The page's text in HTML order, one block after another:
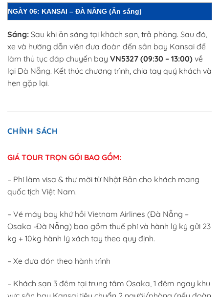
NGÀY 06: KANSAI – ĐÀ NẴNG (Ăn sáng)
Sáng: Sau khi ăn sáng tại khách sạn, trả phòng. Sau đó,
xe và hướng dẫn viên đưa đoàn đến sân bay Kansai để
làm thủ tục đáp chuyến bay VN5327 (09:30 – 13:00) về
lại Đà Nẵng. Kết thúc chương trình, chia tay quý khách và
hẹn gặp lại.
CHÍNH SÁCH
GIÁ TOUR TRỌN GÓI BAO GỒM:
– Phí làm visa & thư mời từ Nhật Bản cho khách mang
quốc tịch Việt Nam.
– Vé máy bay khứ hồi Vietnam Airlines (Đà Nẵng –
Osaka -Đà Nẵng) bao gồm thuế phí và hành lý ký gửi 23
kg + 10kg hành lý xách tay theo quy định.
– Xe đưa đón theo hành trình
– Khách sạn 3 đêm tại trung tâm Osaka, 1 đêm ngay khu